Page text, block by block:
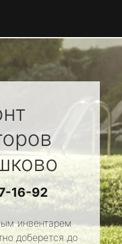
16-92
инвентарем
доберется до